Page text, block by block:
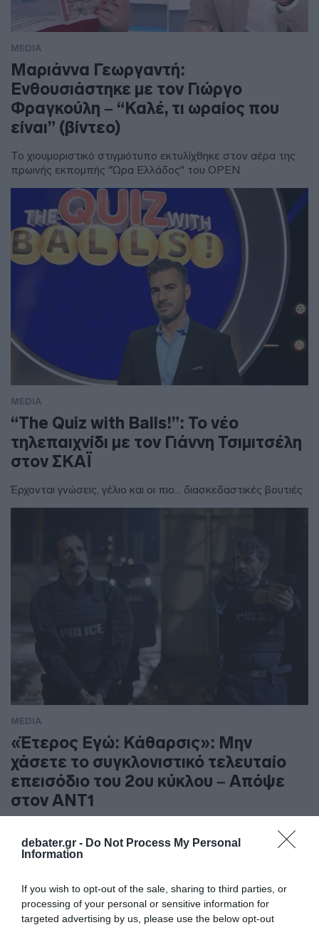
debater.gr - Do Not Process My Personal
Information
If you wish to opt-out of the sale, sharing to third parties, or
processing of your personal or sensitive information for
targeted advertising by us, please use the below opt-out
MEDIA
Μαριάννα Γεωργαντή:
Ενθουσιάστηκε με τον Γιώργο
Φραγκούλη – “Καλέ, τι ωραίος που
είναι” (βίντεο)
Το χιουμοριστικό στιγμιότυπο εκτυλίχθηκε στον αέρα της
πρωινής εκπομπής "Ώρα Ελλάδος" του OPEN
MEDIA
“The Quiz with Balls!”: Το νέο
τηλεπαιχνίδι με τον Γιάννη Τσιμιτσέλη
στον ΣΚΑΪ
Έρχονται γνώσεις, γέλιο και οι πιο... διασκεδαστικές βουτιές
MEDIA
«Έτερος Εγώ: Κάθαρσις»: Μην
χάσετε το συγκλονιστικό τελευταίο
επεισόδιο του 2ου κύκλου – Απόψε
στον ΑΝΤ1
Μια αφόρητη νίκη περιμένει τους Ήρωες μας – Δάκρυα και
συγκίνηση